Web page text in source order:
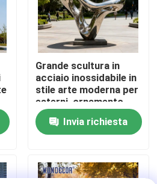
metallo
Grande scultura in
acciaio inossidabile in
stile arte moderna per
esterni, ornamento
decorativo
paesaggistico per
cortile e piazza
Invia richiesta